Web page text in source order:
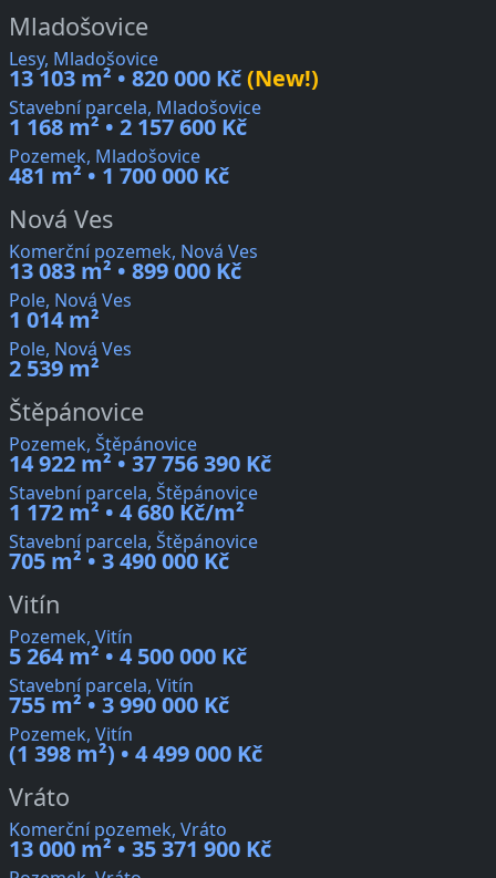
Mladošovice
Lesy, Mladošovice
13 103 m² • 820 000 Kč(New!)
Stavební parcela, Mladošovice
1 168 m² • 2 157 600 Kč
Pozemek, Mladošovice
481 m² • 1 700 000 Kč
Nová Ves
Komerční pozemek, Nová Ves
13 083 m² • 899 000 Kč
Pole, Nová Ves
1 014 m²
Pole, Nová Ves
2 539 m²
Štěpánovice
Pozemek, Štěpánovice
14 922 m² • 37 756 390 Kč
Stavební parcela, Štěpánovice
1 172 m² • 4 680 Kč/m²
Stavební parcela, Štěpánovice
705 m² • 3 490 000 Kč
Vitín
Pozemek, Vitín
5 264 m² • 4 500 000 Kč
Stavební parcela, Vitín
755 m² • 3 990 000 Kč
Pozemek, Vitín
(1 398 m²) • 4 499 000 Kč
Vráto
Komerční pozemek, Vráto
13 000 m² • 35 371 900 Kč